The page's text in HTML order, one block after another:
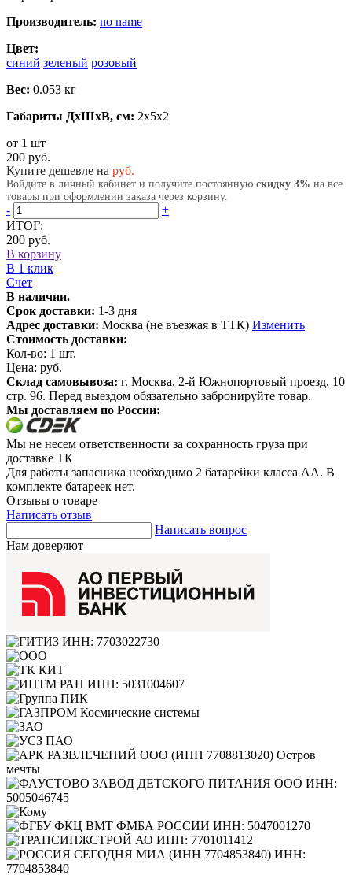
Производитель: no name
Цвет:
синий зеленый розовый
Вес: 0.053 кг
Габариты ДхШхВ, см: 2x5x2
от 1 шт
200 руб.
Купите дешевле на руб.
Войдите в личный кабинет и получите постоянную скидку 3% на все
товары при оформлении заказа через корзину.
-
+
ИТОГ:
200 руб.
В корзину
В 1 клик
Счет
В наличии.
Срок доставки: 1-3 дня
Адрес доставки: Москва (не въезжая в ТТК) Изменить
Стоимость доставки:
Кол-во: 1 шт.
Цена: руб.
Склад самовывоза: г. Москва, 2-й Южнопортовый проезд, 10
стр. 96. Перед выездом обязательно забронируйте товар.
Мы доставляем по России:
Мы не несем ответственности за сохранность груза при
доставке ТК
Для работы запасника необходимо 2 батарейки класса АА. В
комплекте батареек нет.
Отзывы о товаре
Написать отзыв
Написать вопрос
Нам доверяют